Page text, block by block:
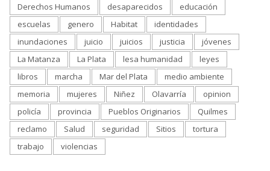
Derechos Humanos
desaparecidos
educación
escuelas
genero Habitat
identidades
inundaciones
juicio juicios justicia
jóvenes
La Matanza
La Plata lesa humanidad
leyes
libros
marcha Mar del Plata
medio ambiente
memoria
mujeres Niñez Olavarría
opinion
policía
provincia Pueblos Originarios
Quilmes
reclamo
Salud seguridad Sitios
tortura
trabajo
violencias